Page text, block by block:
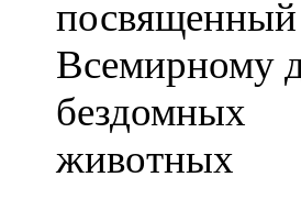
посвященный
Всемирному
бездомных
животных